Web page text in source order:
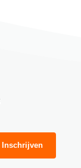
Inschrijven